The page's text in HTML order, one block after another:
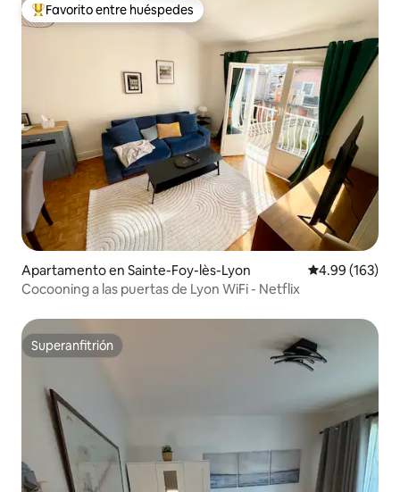
Favorito entre huéspedes preferido
Favorito entre huéspedes
Apartamento en Sainte-Foy-lès-Lyon Calificación
4.99 (163)
Cocooning a las puertas de Lyon WiFi - Netflix
Superanfitrión
Superanfitrión